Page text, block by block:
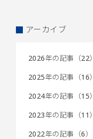
アーカイブ
2026年の記事（22）
2025年の記事（16）
2024年の記事（15）
2023年の記事（11）
2022年の記事（6）